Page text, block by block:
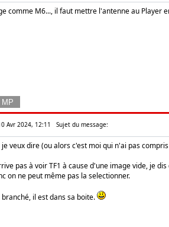
comme M6..., il faut mettre l'antenne au Player
Avr 2024, 12:11 Sujet du message:
je veux dire (ou alors c'est moi qui n'ai pas
pas à voir TF1 à cause d'une image vide, je
on ne peut même pas la selectionner.
il est dans sa boite.